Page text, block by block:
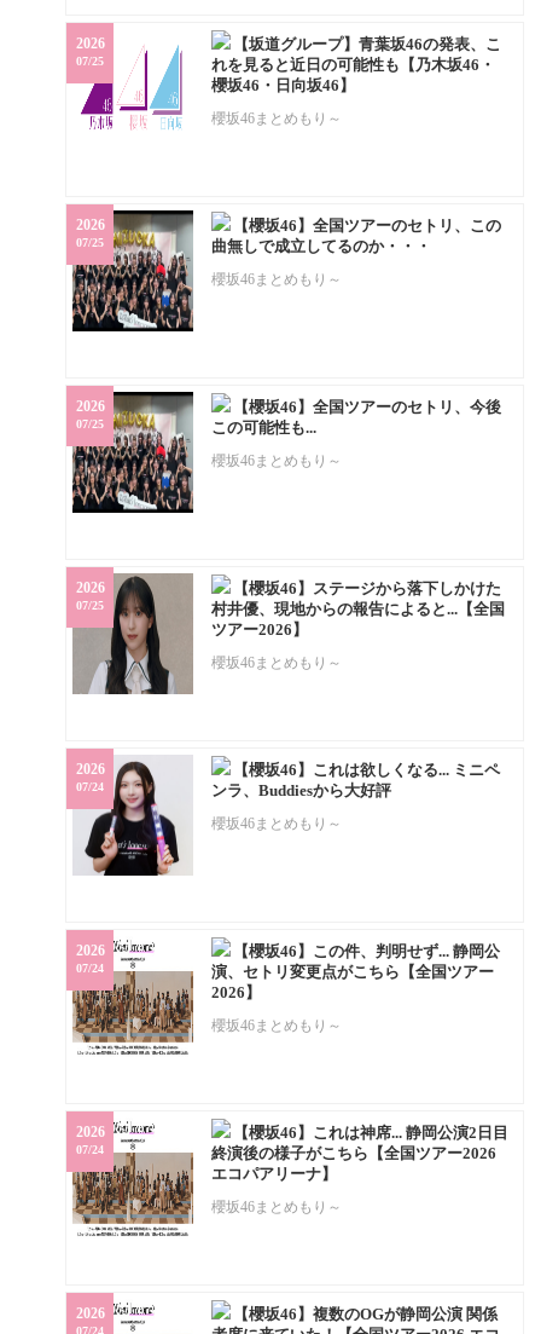
【坂道グループ】青葉坂46の発表、こ
れを見ると近日の可能性も【乃木坂46・
櫻坂46・日向坂46】
櫻坂46まとめもり～
2026
07/25
【櫻坂46】全国ツアーのセトリ、この
曲無しで成立してるのか・・・
櫻坂46まとめもり～
2026
07/25
【櫻坂46】全国ツアーのセトリ、今後
この可能性も...
櫻坂46まとめもり～
2026
07/25
【櫻坂46】ステージから落下しかけた
村井優、現地からの報告によると...【全国
ツアー2026】
櫻坂46まとめもり～
2026
07/25
【櫻坂46】これは欲しくなる... ミニペ
ンラ、Buddiesから大好評
櫻坂46まとめもり～
2026
07/24
【櫻坂46】この件、判明せず... 静岡公
演、セトリ変更点がこちら【全国ツアー
2026】
櫻坂46まとめもり～
2026
07/24
【櫻坂46】これは神席... 静岡公演2日目
終演後の様子がこちら【全国ツアー2026
エコパアリーナ】
櫻坂46まとめもり～
2026
07/24
【櫻坂46】複数のOGが静岡公演 関係
2026